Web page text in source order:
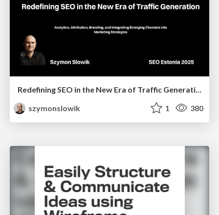
szymonslowik
1 380